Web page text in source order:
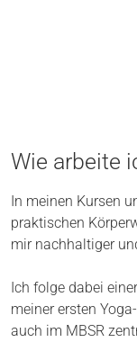
Wie arbeite
In meinen Kursen
praktischen
mir nachhaltiger
Ich folge dabei
meiner ersten
auch im MBSR